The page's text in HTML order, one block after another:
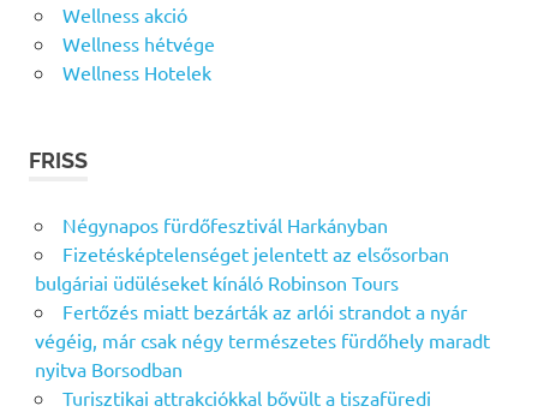
Wellness akció
Wellness hétvége
Wellness Hotelek
FRISS
Négynapos fürdőfesztivál Harkányban
Fizetésképtelenséget jelentett az elsősorban
bulgáriai üdüléseket kínáló Robinson Tours
Fertőzés miatt bezárták az arlói strandot a nyár
végéig, már csak négy természetes fürdőhely maradt
nyitva Borsodban
Turisztikai attrakciókkal bővült a tiszafüredi